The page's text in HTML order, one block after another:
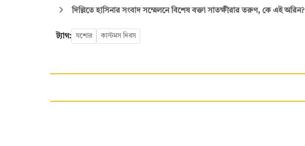
দিল্লিতে হাসিনার সংবাদ সম্মেলনে বিশেষ বক্তা সাতক্ষীরার তরুণ, কে এই অরিন?
ট্যাগ: যশোর কাস্টমস দিবস